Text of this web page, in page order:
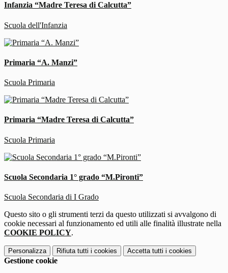
Infanzia “Madre Teresa di Calcutta”
Scuola dell'Infanzia
Primaria “A. Manzi”
Scuola Primaria
Primaria “Madre Teresa di Calcutta”
Scuola Primaria
Scuola Secondaria 1° grado “M.Pironti”
Scuola Secondaria di I Grado
Questo sito o gli strumenti terzi da questo utilizzati si avvalgono di
cookie necessari al funzionamento ed utili alle finalità illustrate nella
COOKIE POLICY.
Personalizza Rifiuta tutti i cookies Accetta tutti i cookies
Gestione cookie